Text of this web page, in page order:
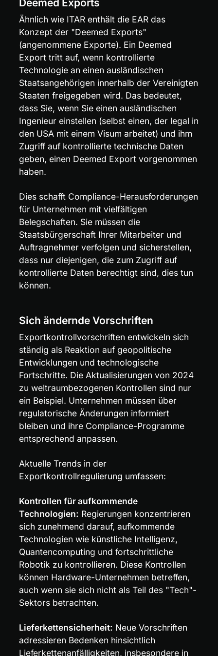
Deemed Exports
Ähnlich wie ITAR enthält die EAR das
Konzept der "Deemed Exports"
(angenommene Exporte). Ein Deemed
Export tritt auf, wenn kontrollierte
Technologie an einen ausländischen
Staatsangehörigen innerhalb der Vereinigten
Staaten freigegeben wird. Das bedeutet,
dass Sie, wenn Sie einen ausländischen
Ingenieur einstellen (selbst einen, der legal in
den USA mit einem Visum arbeitet) und ihm
Zugriff auf kontrollierte technische Daten
geben, einen Deemed Export vorgenommen
haben.
Dies schafft Compliance-Herausforderungen
für Unternehmen mit vielfältigen
Belegschaften. Sie müssen die
Staatsbürgerschaft Ihrer Mitarbeiter und
Auftragnehmer verfolgen und sicherstellen,
dass nur diejenigen, die zum Zugriff auf
kontrollierte Daten berechtigt sind, dies tun
können.
Sich ändernde Vorschriften
Exportkontrollvorschriften entwickeln sich
ständig als Reaktion auf geopolitische
Entwicklungen und technologische
Fortschritte. Die Aktualisierungen von 2024
zu weltraumbezogenen Kontrollen sind nur
ein Beispiel. Unternehmen müssen über
regulatorische Änderungen informiert
bleiben und ihre Compliance-Programme
entsprechend anpassen.
Aktuelle Trends in der
Exportkontrollregulierung umfassen:
Kontrollen für aufkommende
Technologien: Regierungen konzentrieren
sich zunehmend darauf, aufkommende
Technologien wie künstliche Intelligenz,
Quantencomputing und fortschrittliche
Robotik zu kontrollieren. Diese Kontrollen
können Hardware-Unternehmen betreffen,
auch wenn sie sich nicht als Teil des "Tech"-
Sektors betrachten.
Lieferkettensicherheit: Neue Vorschriften
adressieren Bedenken hinsichtlich
Lieferkettenanfälligkeiten, insbesondere in